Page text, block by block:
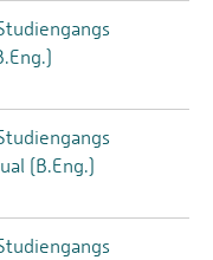
(B.Eng.)